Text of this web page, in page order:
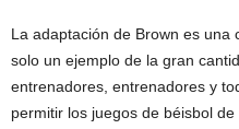
La adaptación de Brown es una
solo un ejemplo de la gran
entrenadores, entrenadores y
permitir los juegos de béisbol